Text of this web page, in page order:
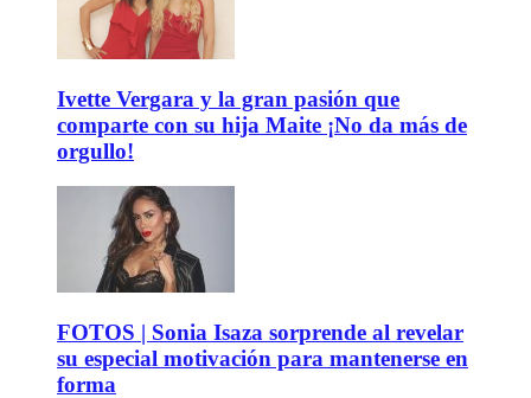
Ivette Vergara y la gran pasión que
comparte con su hija Maite ¡No da más de
orgullo!
FOTOS | Sonia Isaza sorprende al revelar
su especial motivación para mantenerse en
forma